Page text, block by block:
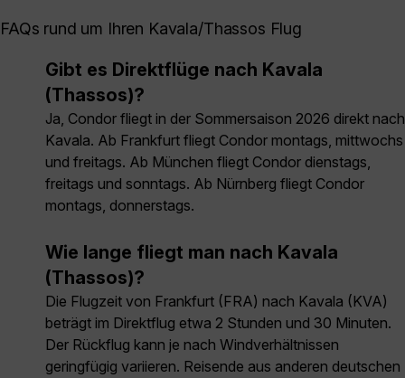
FAQs rund um Ihren Kavala/Thassos Flug
Gibt es Direktflüge nach Kavala
(Thassos)?
Ja, Condor fliegt in der Sommersaison 2026 direkt nach
Kavala. Ab Frankfurt fliegt Condor montags, mittwochs
und freitags. Ab München fliegt Condor dienstags,
freitags und sonntags. Ab Nürnberg fliegt Condor
montags, donnerstags.
Wie lange fliegt man nach Kavala
(Thassos)?
Die Flugzeit von Frankfurt (FRA) nach Kavala (KVA)
beträgt im Direktflug etwa 2 Stunden und 30 Minuten.
Der Rückflug kann je nach Windverhältnissen
geringfügig variieren. Reisende aus anderen deutschen